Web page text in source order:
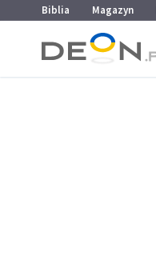
Przejdź do menu głównego
Przejdź do treści
Biblia Magazyn